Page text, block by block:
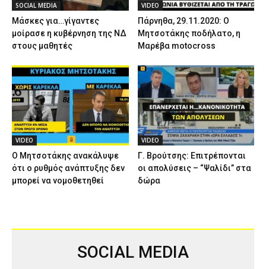
SOCIAL MEDIA
Μάσκες για…γίγαντες
μοίρασε η κυβέρνηση της ΝΔ
στους μαθητές
VIDEO
Πάρνηθα, 29.11.2020: Ο
Μητσοτάκης ποδήλατο, η
Μαρέβα motocross
VIDEO
Ο Μητσοτάκης ανακάλυψε
ότι ο ρυθμός ανάπτυξης δεν
μπορεί να νομοθετηθεί
VIDEO
Γ. Βρούτσης: Επιτρέπονται
οι απολύσεις – “Ψαλίδι” στα
δώρα
SOCIAL MEDIA